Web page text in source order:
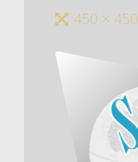
450 × 450